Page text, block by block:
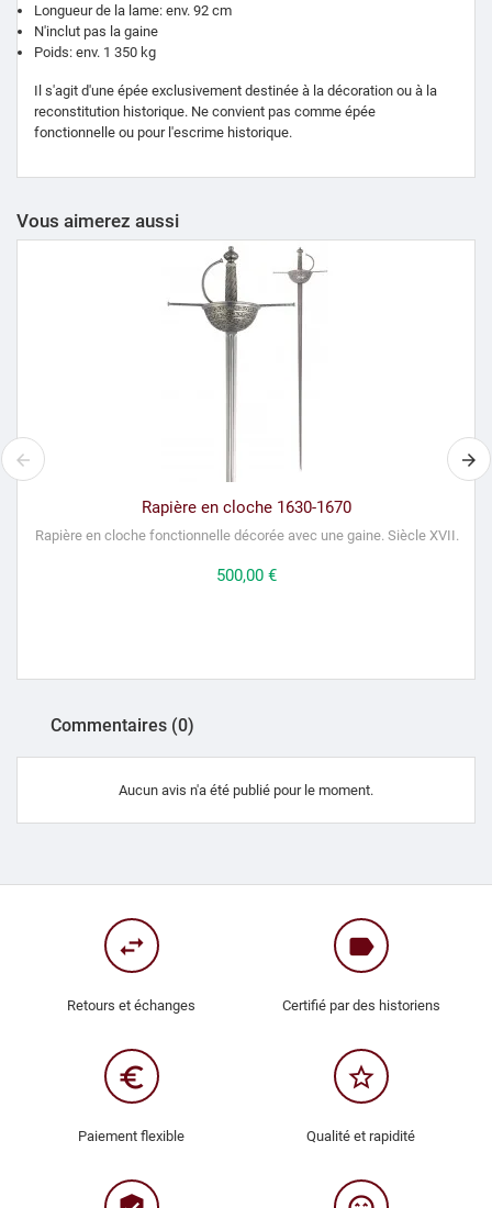
Longueur de la lame: env. 92 cm
N'inclut pas la gaine
Poids: env. 1 350 kg
Il s'agit d'une épée exclusivement destinée à la décoration ou à la
reconstitution historique. Ne convient pas comme épée
fonctionnelle ou pour l'escrime historique.
Vous aimerez aussi
Rapière en cloche 1630-1670
Rapière en cloche fonctionnelle décorée avec une gaine. Siècle XVII.
Prix
500,00 €
Commentaires (0)
Aucun avis n'a été publié pour le moment.
swap_horiz
Retours et échanges
label
Certifié par des historiens
euro_symbol
Paiement flexible
star_border
Qualité et rapidité